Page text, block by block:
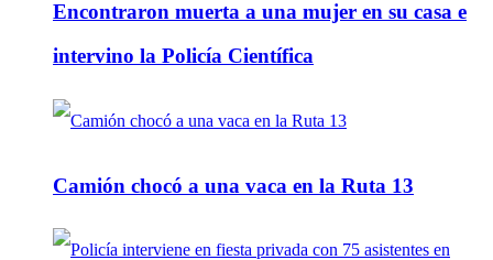
Encontraron muerta a una mujer en su casa e
intervino la Policía Científica
Camión chocó a una vaca en la Ruta 13